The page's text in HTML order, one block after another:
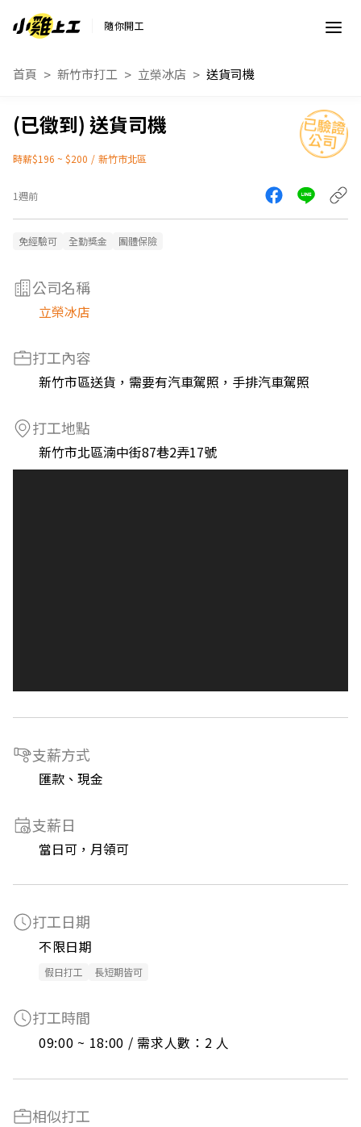
隨你開工
首頁 新竹市打工 立榮冰店 送貨司機
送貨司機
時薪$196 ~ $200 / 新竹市北區
1週前
免經驗可 全勤獎金 團體保險
公司名稱
立榮冰店
打工內容
新竹市區送貨，需要有汽車駕照，手排汽車駕照
打工地點
新竹市北區湳中街87巷2弄17號
支薪方式
匯款、現金
支薪日
當日可，月領可
打工日期
不限日期
假日打工 長短期皆可
打工時間
09:00 ~ 18:00 / 需求人數：2 人
相似打工